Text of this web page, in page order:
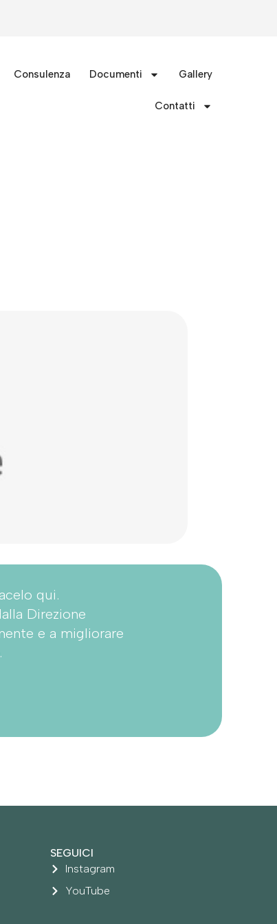
Consulenza Documenti Gallery
Contatti
qui.
Direzione
e a migliorare
SEGUICI
Instagram
YouTube